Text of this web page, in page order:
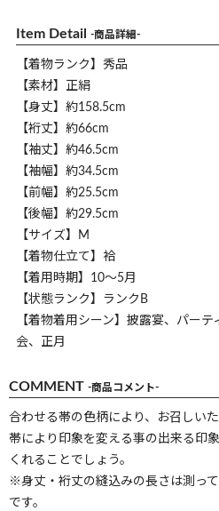
Item Detail -商品詳細-
【着物ランク】秀品
【素材】正絹
【身丈】約158.5cm
【裄丈】約66cm
【袖丈】約46.5cm
【袖幅】約34.5cm
【前幅】約25.5cm
【後幅】約29.5cm
【サイズ】M
【着物仕立て】袷
【着用時期】10～5月
【状態ランク】ランクB
【着物着用シーン】披露宴、パー
会、正月
COMMENT -商品コメント-
合わせる帯の色柄により、お召しい
帯により印象を変える事の出来る印
くれることでしょう。
※身丈・裄丈の縫込みの長さは測っ
です。